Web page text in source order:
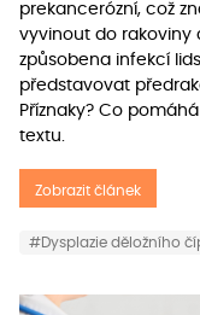
prekancerózní, což
vyvinout do rakoviny
způsobena infekcí
představovat
Příznaky? Co
textu.
Zobrazit článek
#Dysplazie děložního